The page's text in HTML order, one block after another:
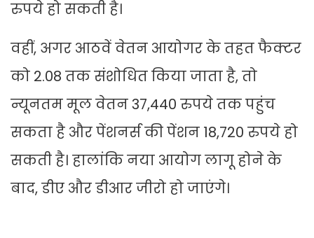
रुपये हो सकती है।
वहीं, अगर आठवें वेतन आयोगर के तहत फैक्टर
को 2.08 तक संशोधित किया जाता है, तो
न्यूनतम मूल वेतन 37,440 रुपये तक पहुंच
सकता है और पेंशनर्स की पेंशन 18,720 रुपये हो
सकती है। हालांकि नया आयोग लागू होने के
बाद, डीए और डीआर जीरो हो जाएंगे।